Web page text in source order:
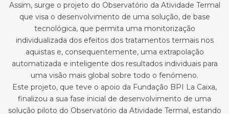
Assim, surge o projeto do Observatório da Atividade Termal
que visa o desenvolvimento de uma solução, de base
tecnológica, que permita uma monitorização
individualizada dos efeitos dos tratamentos termais nos
aquistas e, consequentemente, uma extrapolação
automatizada e inteligente dos resultados individuais para
uma visão mais global sobre todo o fenómeno.
Este projeto, que teve o apoio da Fundação BPI La Caixa,
finalizou a sua fase inicial de desenvolvimento de uma
solução piloto do Observatório da Atividade Termal, estando